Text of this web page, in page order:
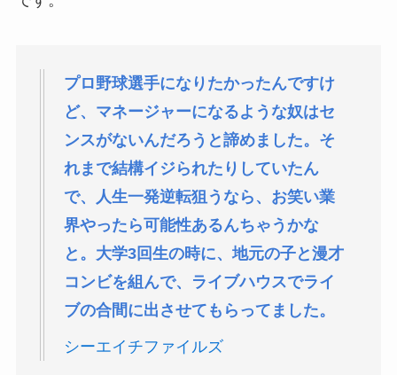
プロ野球選手になりたかったんですけ
ど、マネージャーになるような奴はセ
ンスがないんだろうと諦めました。そ
れまで結構イジられたりしていたん
で、人生一発逆転狙うなら、お笑い業
界やったら可能性あるんちゃうかな
と。大学3回生の時に、地元の子と漫才
コンビを組んで、ライブハウスでライ
ブの合間に出させてもらってました。
シーエイチファイルズ